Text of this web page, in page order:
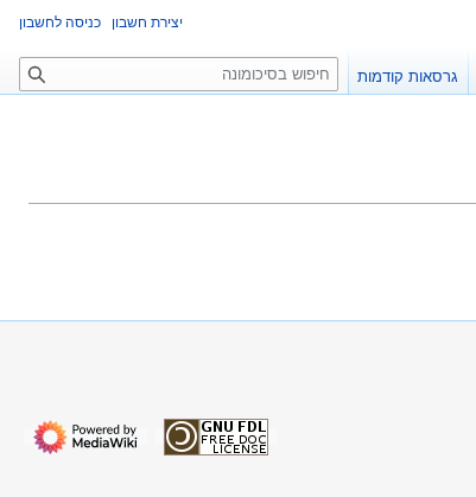
יצירת חשבון כניסה לחשבון
גרסאות קודמות
ח
י